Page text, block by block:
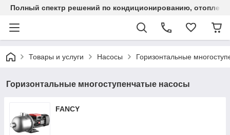
Полный спектр решений по кондиционированию,
Товары и услуги Насосы Горизонтальные
Горизонтальные многоступенчатые насосы
FANCY